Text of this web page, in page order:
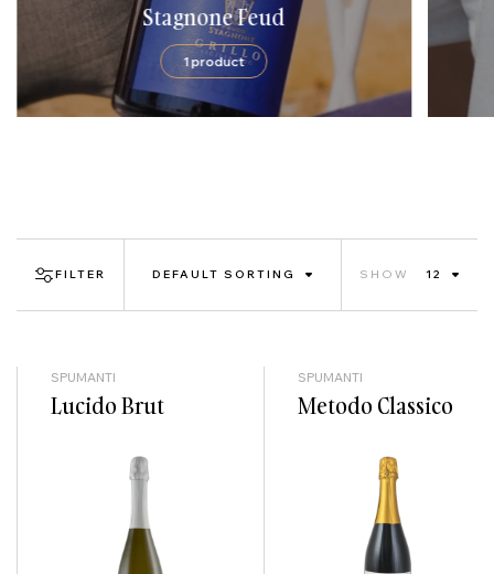
Stagnone Feud
1product
FILTER DEFAULT SORTING SHOW 12
SPUMANTI
Lucido Brut
SPUMANTI
Metodo Classico